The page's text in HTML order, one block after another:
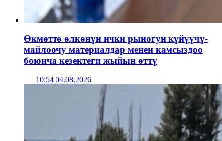
Өкмөттө өлкөнүн ички рыногун күйүүчү-
майлоочу материалдар менен камсыздоо
боюнча кезектеги жыйын өттү
10:54 04.08.2026